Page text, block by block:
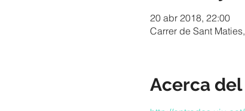
20 abr 2018, 22:00
Carrer de Sant
Acerca